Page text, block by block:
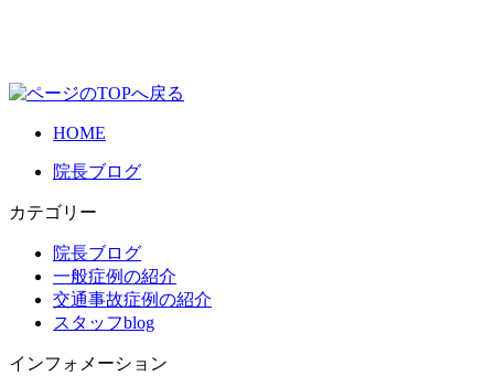
HOME
院長ブログ
カテゴリー
院長ブログ
一般症例の紹介
交通事故症例の紹介
スタッフblog
インフォメーション